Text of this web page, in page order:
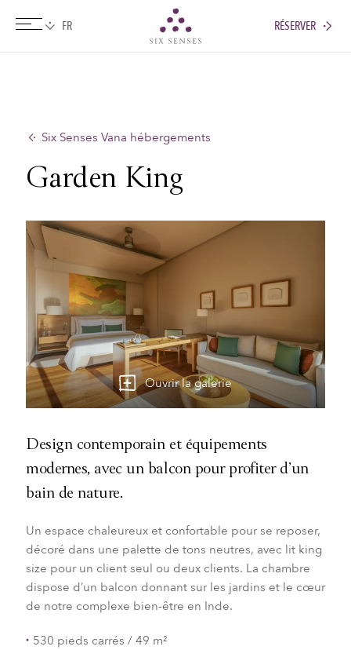
RÉSERVER
Six Senses Vana hébergements
Garden King
Ouvrir la galerie
Design contemporain et équipements
modernes, avec un balcon pour profiter d’un
bain de nature.
Un espace chaleureux et confortable pour se reposer,
décoré dans une palette de tons neutres, avec lit king
size pour un client seul ou deux clients. La chambre
dispose d’un balcon donnant sur les jardins et le cœur
de notre complexe bien-être en Inde.
530 pieds carrés / 49 m²